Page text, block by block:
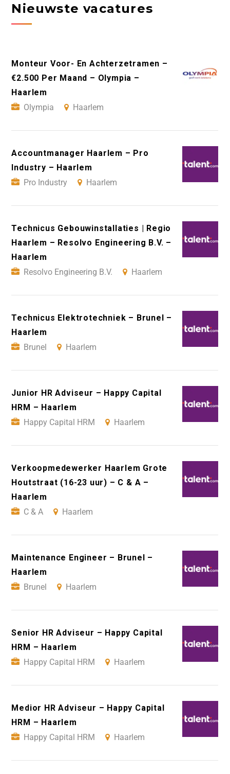
Nieuwste vacatures
Monteur Voor- En Achterzetramen –
€2.500 Per Maand – Olympia –
Haarlem
Olympia
Haarlem
Accountmanager Haarlem – Pro
Industry – Haarlem
Pro Industry
Haarlem
Technicus Gebouwinstallaties | Regio
Haarlem – Resolvo Engineering B.V. –
Haarlem
Resolvo Engineering B.V.
Haarlem
Technicus Elektrotechniek – Brunel –
Haarlem
Brunel
Haarlem
Junior HR Adviseur – Happy Capital
HRM – Haarlem
Happy Capital HRM
Haarlem
Verkoopmedewerker Haarlem Grote
Houtstraat (16-23 uur) – C & A –
Haarlem
C & A
Haarlem
Maintenance Engineer – Brunel –
Haarlem
Brunel
Haarlem
Senior HR Adviseur – Happy Capital
HRM – Haarlem
Happy Capital HRM
Haarlem
Medior HR Adviseur – Happy Capital
HRM – Haarlem
Happy Capital HRM
Haarlem